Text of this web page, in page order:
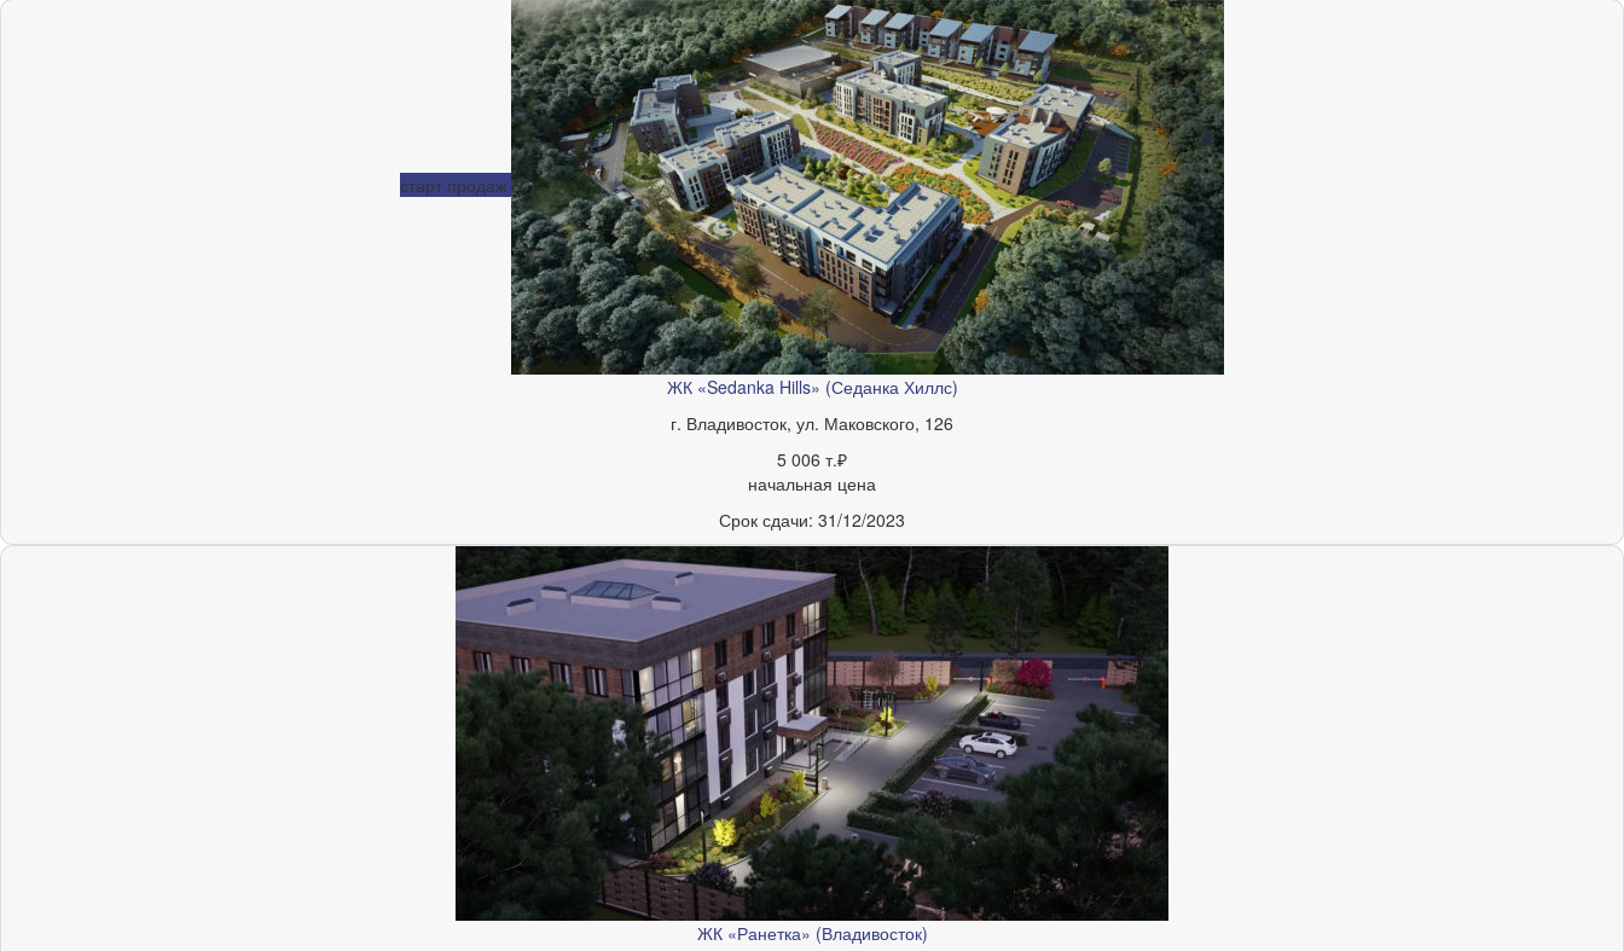
старт продаж
ЖК «Sedanka Hills» (Седанка Хиллс)
г. Владивосток, ул. Маковского, 126
5 006 т.₽
начальная цена
Срок сдачи: 31/12/2023
ЖК «Ранетка» (Владивосток)